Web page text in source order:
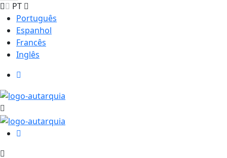
PT
Português
Espanhol
Francês
Inglês